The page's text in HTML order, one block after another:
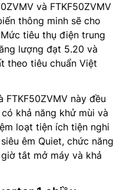
và FTKF50ZVMV
thông minh sẽ cho
tiêu thụ điện trung
lượng đạt 5.20 và
theo tiêu chuẩn Việt
này đều
khả năng khử mùi và
loạt tiện ích tiện nghi
êm Quiet, chức năng
tắt mở máy và khả